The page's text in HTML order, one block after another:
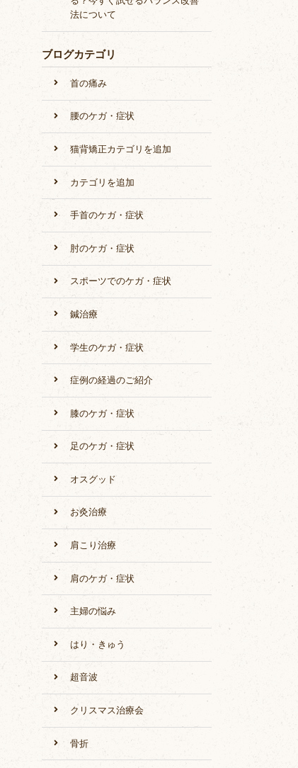
法について
ブログカテゴリ
首の痛み
腰のケガ・症状
猫背矯正カテゴリを追加
カテゴリを追加
手首のケガ・症状
肘のケガ・症状
スポーツでのケガ・症状
鍼治療
学生のケガ・症状
症例の経過のご紹介
膝のケガ・症状
足のケガ・症状
オスグッド
お灸治療
肩こり治療
肩のケガ・症状
主婦の悩み
はり・きゅう
超音波
クリスマス治療会
骨折